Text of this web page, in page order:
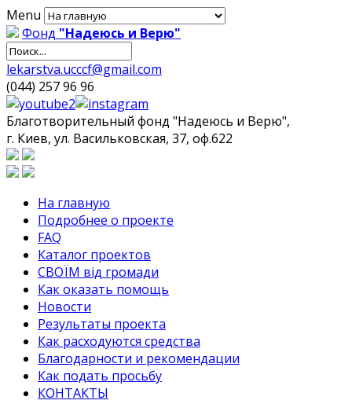
Menu
Фонд "Надеюсь и Верю"
lekarstva.ucccf@gmail.com
(044) 257 96 96
Благотворительный фонд "Надеюсь и Верю",
г. Киев, ул. Васильковская, 37, оф.622
На главную
Подробнее о проекте
FAQ
Каталог проектов
СВОЇМ від громади
Как оказать помощь
Новости
Результаты проекта
Как расходуются средства
Благодарности и рекомендации
Как подать просьбу
КОНТАКТЫ